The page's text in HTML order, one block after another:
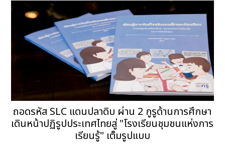
ถอดรหัส SLC แดนปลาดิบ ผ่าน 2 กูรูด้านการศึกษา
เดินหน้าปฏิรูปประเทศไทยสู่ "โรงเรียนชุมชนแห่งการ
เรียนรู้" เต็มรูปแบบ